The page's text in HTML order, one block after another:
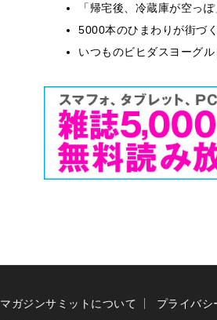
「帰宅後、冷蔵庫が空っ
5000本のひまわりが街づ
いつものビヒダスヨーグ
マガジンサミットについて プライバシ